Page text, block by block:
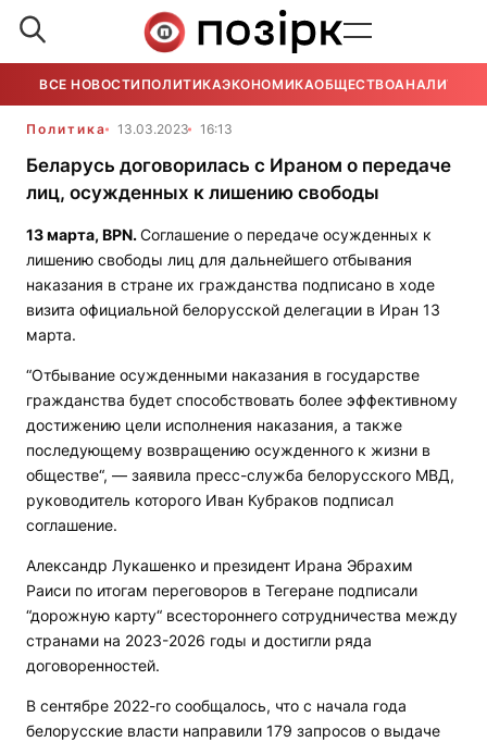
ВСЕ НОВОСТИ ПОЛИТИКАЭКОНОМИКАОБЩЕСТВОАНАЛИТИКА
Политика 13.03.2023 16:13
Беларусь договорилась с Ираном о передаче
лиц, осужденных к лишению свободы
13 марта, BPN.Соглашение о передаче осужденных к
лишению свободы лиц для дальнейшего отбывания
наказания в стране их гражданства подписано в ходе
визита официальной белорусской делегации в Иран 13
марта.
“Отбывание осужденными наказания в государстве
гражданства будет способствовать более эффективному
достижению цели исполнения наказания, а также
последующему возвращению осужденного к жизни в
обществе“, — заявила пресс-служба белорусского МВД,
руководитель которого Иван Кубраков подписал
соглашение.
Александр Лукашенко и президент Ирана Эбрахим
Раиси по итогам переговоров в Тегеране подписали
“дорожную карту“ всестороннего сотрудничества между
странами на 2023-2026 годы и достигли ряда
договоренностей.
В сентябре 2022-го сообщалось, что с начала года
белорусские власти направили 179 запросов о выдаче